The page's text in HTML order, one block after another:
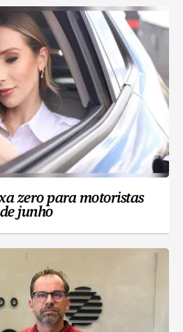
zero para motoristas
junho